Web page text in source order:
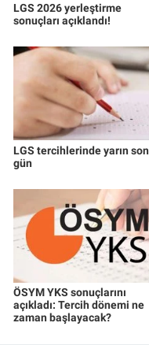
LGS 2026 yerleştirme
sonuçları açıklandı!
LGS tercihlerinde yarın son
gün
ÖSYM YKS sonuçlarını
açıkladı: Tercih dönemi ne
zaman başlayacak?